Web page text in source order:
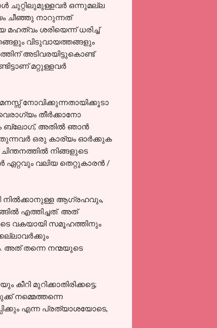
ചുറ്റിലുമുള്ളവര്‍ ഒന്നുമല്ല
ചീഞ്ഞു നാറുന്നത്
ശരിയെന്ന്‍ ധരിച്ച്
വിടുവായത്തങ്ങളും
അടിവരയിട്ടുകൊണ്ട്
മറ്റുള്ളവര്‍
നോവിക്കുന്നതായിക്കൂടാ
തീര്‍ക്കാനോ
ബ്ലോഗ്‌, അതില്‍ ഞാന്‍
ഒരു കാര്യം ഓര്‍ക്കുക
നിങ്ങളുടെ
ഏറ്റവും വലിയ തെറ്റുകാരന്‍ /
നില്‍ക്കാനുള്ള ആഗ്രഹവും,
എത്തിച്ചത്. അത്
വകയായി സമൂഹത്തിനും
അത് തന്നെ നന്മയുടെ
മുറിക്കാതിരിക്കട്ടെ;
നമ്മെത്തന്നെ
എന്ന പ്രത്യാശയോടെ,